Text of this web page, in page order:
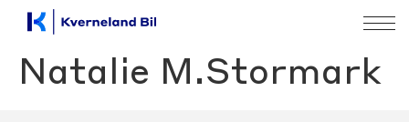
Natalie M.Stormark